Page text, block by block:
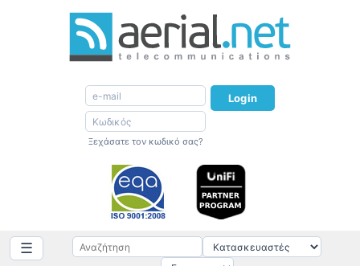
Login
Ξεχάσατε τον κωδικό σας?
☰